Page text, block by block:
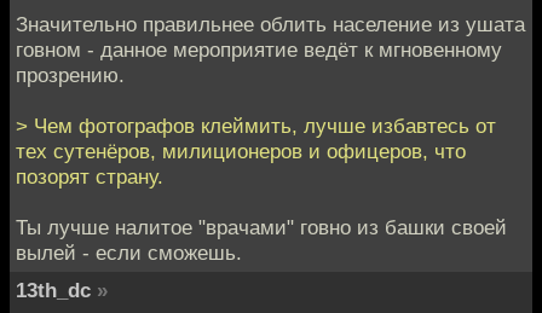
Значительно правильнее облить население из ушата
говном - данное мероприятие ведёт к мгновенному
прозрению.
> Чем фотографов клеймить, лучше избавтесь от
тех сутенёров, милиционеров и офицеров, что
позорят страну.
Ты лучше налитое "врачами" говно из башки своей
вылей - если сможешь.
13th_dc »